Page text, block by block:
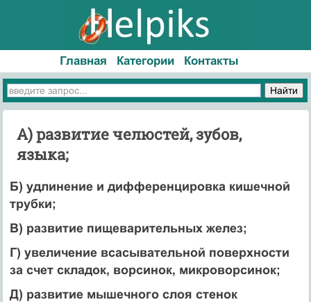
Главная Категории Контакты
А) развитие челюстей, зубов,
языка;
Б) удлинение и дифференцировка кишечной
трубки;
В) развитие пищеварительных желез;
Г) увеличение всасывательной поверхности
за счет складок, ворсинок, микроворсинок;
Д) развитие мышечного слоя стенок